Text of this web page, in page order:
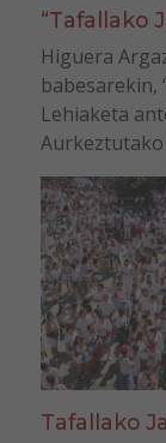
“Tafallako
Higuera
babesarekin,
Lehiaketa
Aurkeztutako
Tafallako